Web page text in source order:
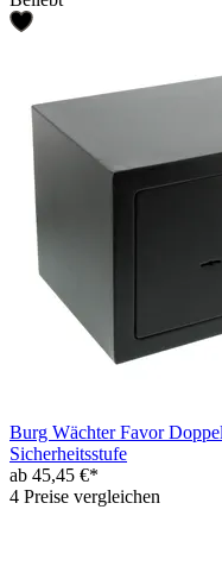
Burg Wächter Favor
Sicherheitsstufe
ab 45,45 €*
4 Preise vergleichen